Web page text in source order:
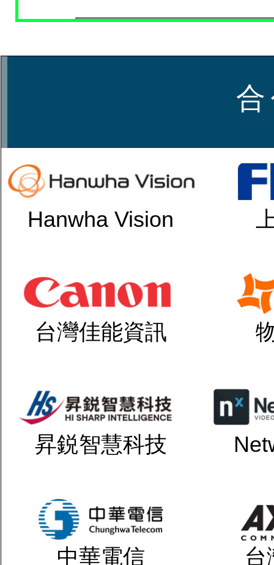
合
Hanwha Vision
台灣佳能資訊
昇鋭智慧科技
中華電信 台